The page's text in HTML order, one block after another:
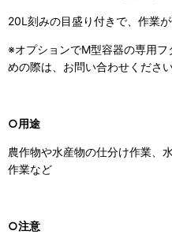
20L刻みの目盛り付きで、作業が
※オプションでM型容器の専用
めの際は、お問い合わせください
○用途
農作物や水産物の仕分け作業、
作業など
○注意